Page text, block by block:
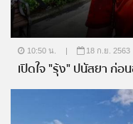
10:50 น. 18 ก.ย. 2563
เปิดใจ "รุ้ง" ปนัสยา ก่